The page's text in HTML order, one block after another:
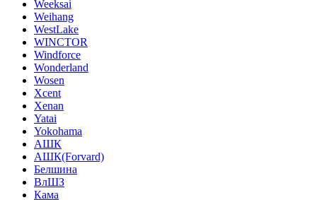
Weeksai
Weihang
WestLake
WINCTOR
Windforce
Wonderland
Wosen
Xcent
Xenan
Yatai
Yokohama
АШК
АШК(Forvard)
Белшина
ВлШЗ
Кама